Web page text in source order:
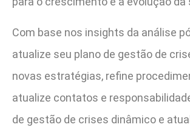
Com base nos insights da análise
atualize seu plano de gestão de
novas estratégias, refine
atualize contatos e
de gestão de crises dinâmico e